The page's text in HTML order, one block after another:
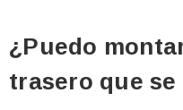
¿Puedo
trasero que se